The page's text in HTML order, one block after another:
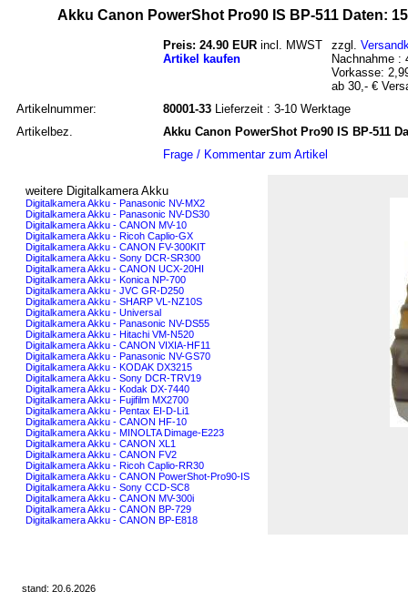
Akku Canon PowerShot Pro90 IS BP-511 Daten:
Preis: 24.90 EUR incl. MWST
Artikel kaufen
zzgl.
Nachnahme :
Vorkasse:
ab 30,- €
Artikelnummer:
80001-33 Lieferzeit : 3-10 Werktage
Artikelbez.
Akku Canon PowerShot Pro90 IS BP-511
Frage / Kommentar zum Artikel
weitere Digitalkamera Akku
Digitalkamera Akku - Panasonic NV-MX2
Digitalkamera Akku - Panasonic NV-DS30
Digitalkamera Akku - CANON MV-10
Digitalkamera Akku - Ricoh Caplio-GX
Digitalkamera Akku - CANON FV-300KIT
Digitalkamera Akku - Sony DCR-SR300
Digitalkamera Akku - CANON UCX-20HI
Digitalkamera Akku - Konica NP-700
Digitalkamera Akku - JVC GR-D250
Digitalkamera Akku - SHARP VL-NZ10S
Digitalkamera Akku - Universal
Digitalkamera Akku - Panasonic NV-DS55
Digitalkamera Akku - Hitachi VM-N520
Digitalkamera Akku - CANON VIXIA-HF11
Digitalkamera Akku - Panasonic NV-GS70
Digitalkamera Akku - KODAK DX3215
Digitalkamera Akku - Sony DCR-TRV19
Digitalkamera Akku - Kodak DX-7440
Digitalkamera Akku - Fujifilm MX2700
Digitalkamera Akku - Pentax EI-D-Li1
Digitalkamera Akku - CANON HF-10
Digitalkamera Akku - MINOLTA Dimage-E223
Digitalkamera Akku - CANON XL1
Digitalkamera Akku - CANON FV2
Digitalkamera Akku - Ricoh Caplio-RR30
Digitalkamera Akku - CANON PowerShot-Pro90-IS
Digitalkamera Akku - Sony CCD-SC8
Digitalkamera Akku - CANON MV-300i
Digitalkamera Akku - CANON BP-729
Digitalkamera Akku - CANON BP-E818
stand: 20.6.2026